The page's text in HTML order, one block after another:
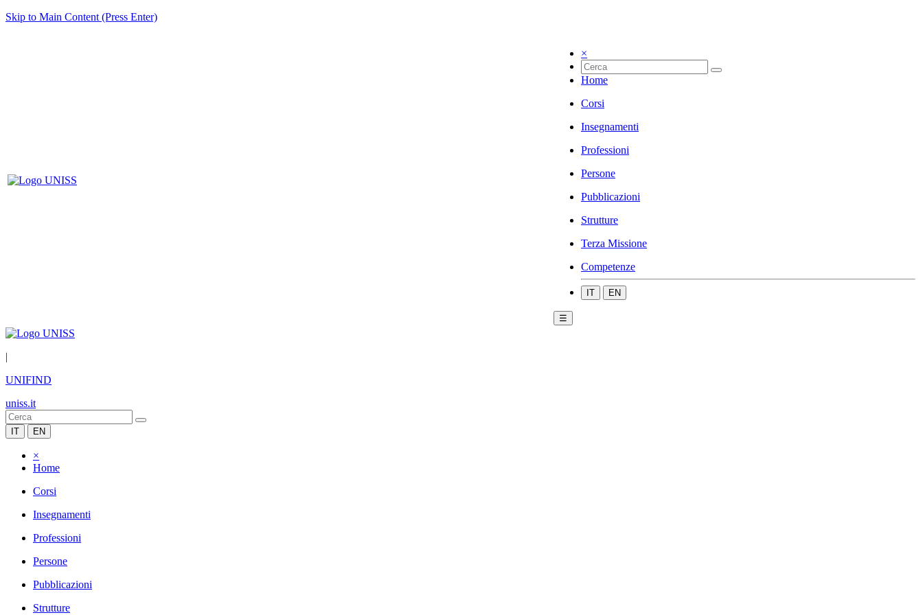
Skip to Main Content (Press Enter)
×
Home
Corsi
Insegnamenti
Professioni
Persone
Pubblicazioni
Strutture
Terza Missione
Competenze
IT EN
☰
|
UNIFIND
uniss.it
IT EN
×
Home
Corsi
Insegnamenti
Professioni
Persone
Pubblicazioni
Strutture